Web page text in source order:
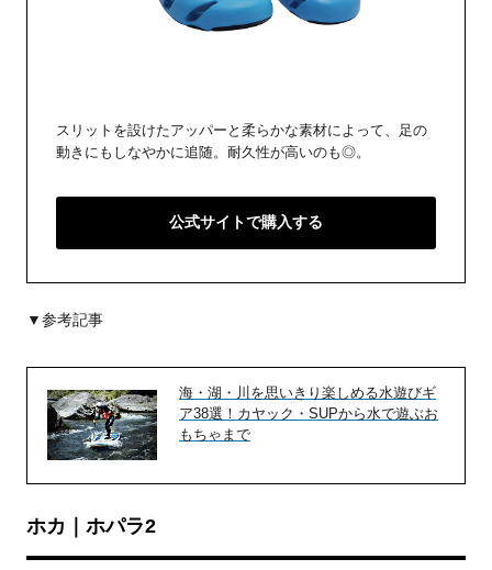
スリットを設けたアッパーと柔らかな素材によって、足の
動きにもしなやかに追随。耐久性が高いのも◎。
公式サイトで購入する
▼参考記事
海・湖・川を思いきり楽しめる水遊びギ
ア38選！カヤック・SUPから水で遊ぶお
もちゃまで
ホカ｜ホパラ2